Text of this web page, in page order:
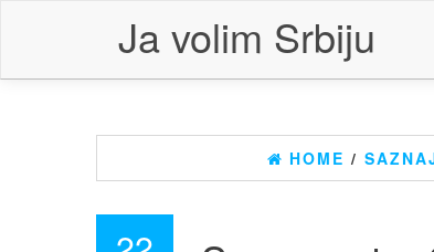
content
Ja volim Srbiju
HOME /